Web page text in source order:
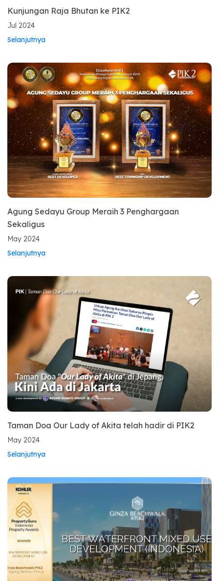
Kunjungan Raja Bhutan ke PIK2
Jul 2024
Selanjutnya
Agung Sedayu Group Meraih 3 Penghargaan
Sekaligus
May 2024
Selanjutnya
Taman Doa Our Lady of Akita telah hadir di PIK2
May 2024
Selanjutnya